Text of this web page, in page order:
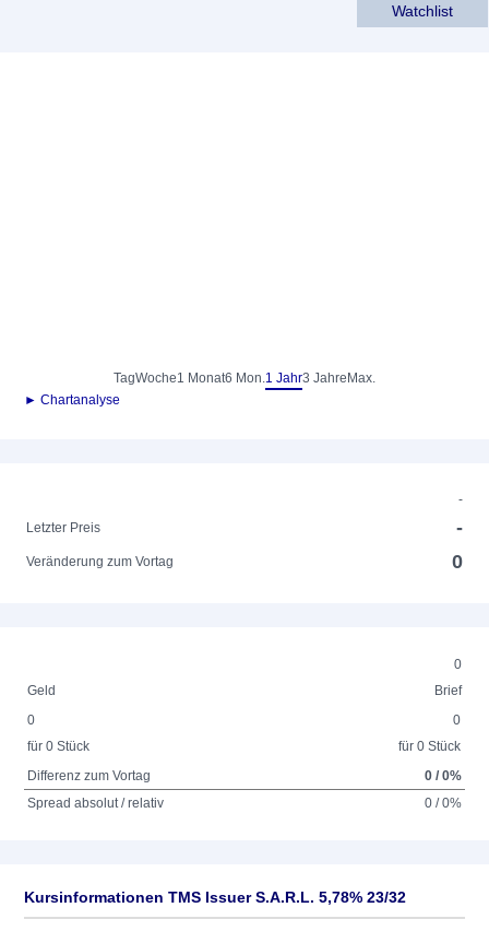
Watchlist
TagWoche1 Monat6 Mon.1 Jahr3 Jahre Max.
► Chartanalyse
-
Letzter Preis
-
Veränderung zum Vortag 0
0
Geld
Brief
0
für 0 Stück
0
für 0 Stück
Differenz zum Vortag
0 / 0%
Spread absolut / relativ
0 / 0%
Kursinformationen TMS Issuer S.A.R.L. 5,78% 23/32